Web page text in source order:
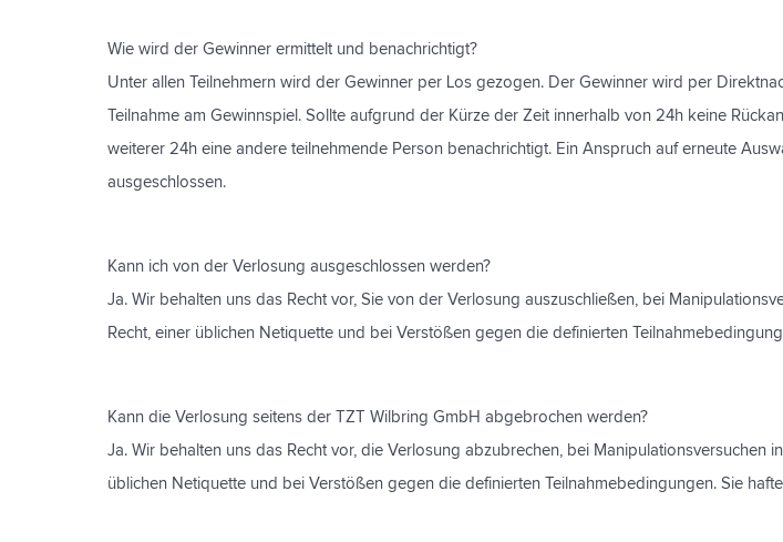
Wie wird der Gewinner ermittelt und benachrichtigt?
Unter allen Teilnehmern wird der Gewinner per Los gezogen. Der Gewinner wird per
Teilnahme am Gewinnspiel. Sollte aufgrund der Kürze der Zeit innerhalb von 24h keine
weiterer 24h eine andere teilnehmende Person benachrichtigt. Ein Anspruch auf erneute
ausgeschlossen.
Kann ich von der Verlosung ausgeschlossen werden?
Ja. Wir behalten uns das Recht vor, Sie von der Verlosung auszuschließen, bei
Recht, einer üblichen Netiquette und bei Verstößen gegen die definierten
Kann die Verlosung seitens der TZT Wilbring GmbH abgebrochen werden?
Ja. Wir behalten uns das Recht vor, die Verlosung abzubrechen, bei Manipulationsversuchen
üblichen Netiquette und bei Verstößen gegen die definierten Teilnahmebedingungen. Sie